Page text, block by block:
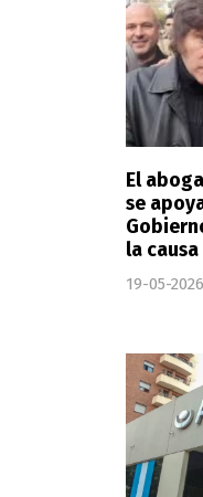
El
se
la
19-05-2026